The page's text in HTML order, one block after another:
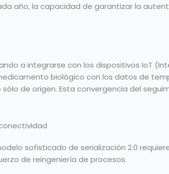
año, la capacidad de garantizar la
a integrarse con los dispositivos IoT
biológico con los datos de
de origen. Esta convergencia del
sofisticado de serialización 2.0
de reingeniería de procesos.